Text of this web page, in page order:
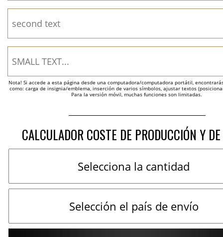
Nota! Si accede a esta página desde una computadora/computadora portátil,
como: carga de insignia/emblema, inserción de varios símbolos, ajustar textos
Para la versión móvil, muchas funciones son limitadas.
CALCULADOR COSTE DE PRODUCCIÓN Y